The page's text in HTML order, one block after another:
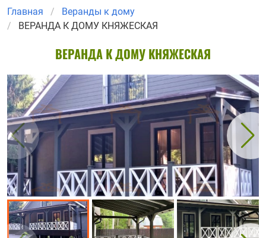
Главная
Веранды к дому
ВЕРАНДА К ДОМУ КНЯЖЕСКАЯ
ВЕРАНДА К ДОМУ КНЯЖЕСКАЯ